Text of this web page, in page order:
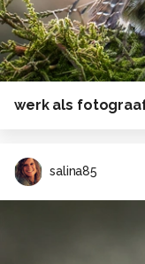
werk als
salina85